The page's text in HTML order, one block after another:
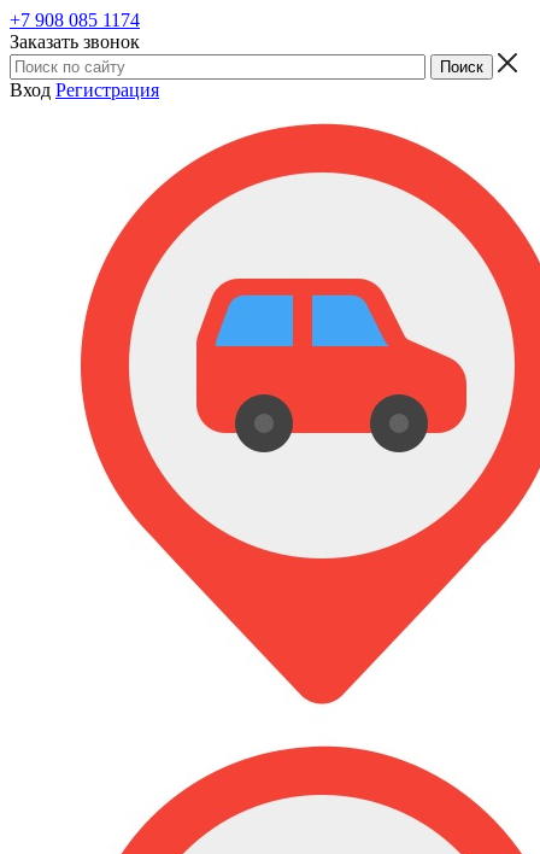
+7 908 085 1174
Заказать звонок
Вход Регистрация